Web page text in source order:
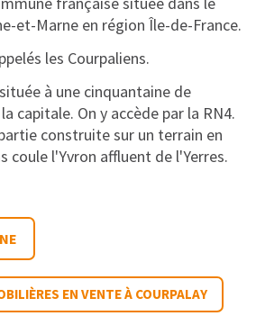
et-Marne en région Île-de-France.
les Courpaliens.
à une cinquantaine de
capitale. On y accède par la RN4.
construite sur un terrain en
coule l'Yvron affluent de l'Yerres.
EN VENTE À COURPALAY